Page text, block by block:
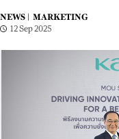
NEWS |
MARKETING
12 Sep 2025